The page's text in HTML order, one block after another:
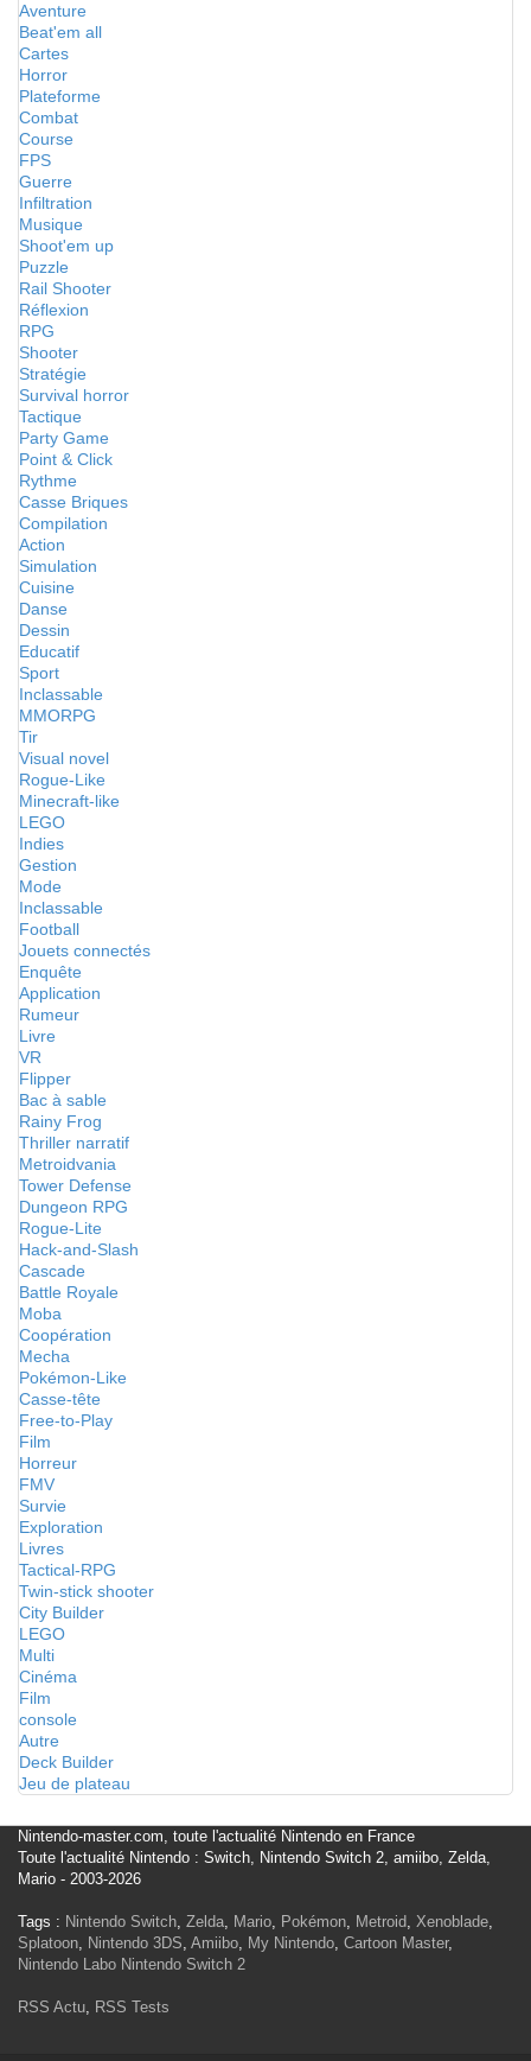
Aventure
Beat'em all
Cartes
Horror
Plateforme
Combat
Course
FPS
Guerre
Infiltration
Musique
Shoot'em up
Puzzle
Rail Shooter
Réflexion
RPG
Shooter
Stratégie
Survival horror
Tactique
Party Game
Point & Click
Rythme
Casse Briques
Compilation
Action
Simulation
Cuisine
Danse
Dessin
Educatif
Sport
Inclassable
MMORPG
Tir
Visual novel
Rogue-Like
Minecraft-like
LEGO
Indies
Gestion
Mode
Inclassable
Football
Jouets connectés
Enquête
Application
Rumeur
Livre
VR
Flipper
Bac à sable
Rainy Frog
Thriller narratif
Metroidvania
Tower Defense
Dungeon RPG
Rogue-Lite
Hack-and-Slash
Cascade
Battle Royale
Moba
Coopération
Mecha
Pokémon-Like
Casse-tête
Free-to-Play
Film
Horreur
FMV
Survie
Exploration
Livres
Tactical-RPG
Twin-stick shooter
City Builder
LEGO
Multi
Cinéma
Film
console
Autre
Deck Builder
Jeu de plateau
Nintendo-master.com, toute l'actualité Nintendo en France
Toute l'actualité Nintendo : Switch, Nintendo Switch 2, amiibo, Zelda,
Mario - 2003-2026
Tags : Nintendo Switch, Zelda, Mario, Pokémon, Metroid, Xenoblade,
Splatoon, Nintendo 3DS, Amiibo, My Nintendo, Cartoon Master,
Nintendo Labo Nintendo Switch 2
RSS Actu, RSS Tests